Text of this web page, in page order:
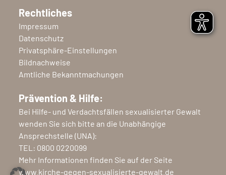
Rechtliches
Impressum
Datenschutz
Privatsphäre-Einstellungen
Bildnachweise
Amtliche Bekanntmachungen
Prävention & Hilfe:
Bei Hilfe- und Verdachtsfällen sexualisierter Gewalt
wenden Sie sich bitte an die Unabhängige
Ansprechstelle (UNA):
TEL: 0800 0220099
Mehr Informationen finden Sie auf der Seite
www.kirche-gegen-sexualisierte-gewalt.de